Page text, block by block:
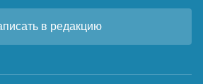
в редакцию